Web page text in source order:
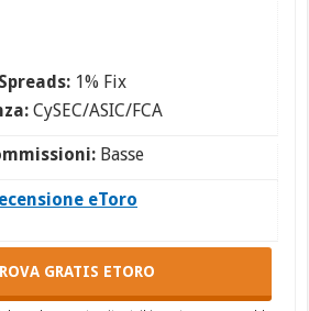
Spreads:1% Fix
CySEC/ASIC/FCA
Basse
eToro
GRATIS ETORO